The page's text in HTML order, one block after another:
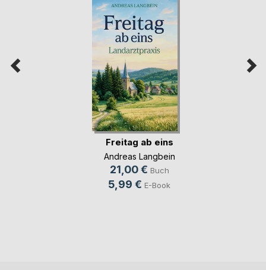
Freitag ab eins
Andreas Langbein
21,00 € Buch
5,99 € E-Book